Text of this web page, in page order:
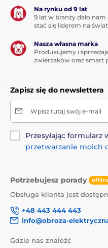
Na rynku od 9 lat
9 lat w branży dało
stać się liderem na
Nasza własna marka
Produkujemy i
zwierzaków oraz smart
Zapisz się do newslettera
Wpisz tutaj swój e-mail
Przesyłając formularz
przetwarzanie moich
Potrzebujesz porady
Obsługa klienta jest
+48 443 444 443
info@obroza-
Gdzie nas znaleźć